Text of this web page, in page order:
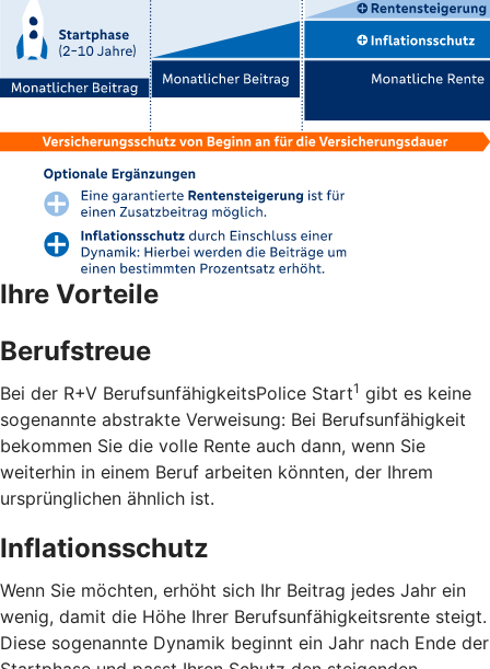
Ihre Vorteile
Berufstreue
Bei der R+V BerufsunfähigkeitsPolice Start1 gibt es keine
sogenannte abstrakte Verweisung: Bei Berufsunfähigkeit
bekommen Sie die volle Rente auch dann, wenn Sie
weiterhin in einem Beruf arbeiten könnten, der Ihrem
ursprünglichen ähnlich ist.
Inflationsschutz
Wenn Sie möchten, erhöht sich Ihr Beitrag jedes Jahr ein
wenig, damit die Höhe Ihrer Berufsunfähigkeitsrente steigt.
Diese sogenannte Dynamik beginnt ein Jahr nach Ende der